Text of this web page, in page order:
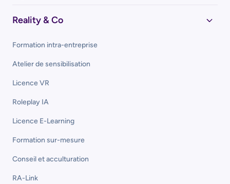
Reality & Co
Formation intra-entreprise
Atelier de sensibilisation
Licence VR
Roleplay IA
Licence E-Learning
Formation sur-mesure
Conseil et acculturation
RA-Link